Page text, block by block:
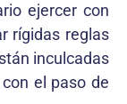
ejercer con
rígidas reglas
inculcadas
el paso de